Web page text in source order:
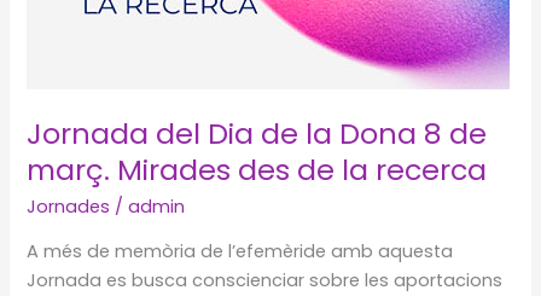
Jornada del Dia de la Dona 8 de
març. Mirades des de la recerca
Jornades /admin
A més de memòria de l’efemèride amb aquesta
Jornada es busca conscienciar sobre les aportacions